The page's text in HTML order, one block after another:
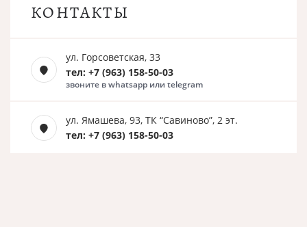
КОНТАКТЫ
ул. Горсоветская, 33
тел: +7 (963) 158-50-03
звоните в whatsapp или telegram
ул. Ямашева, 93, ТК “Савиново”, 2 эт.
тел: +7 (963) 158-50-03